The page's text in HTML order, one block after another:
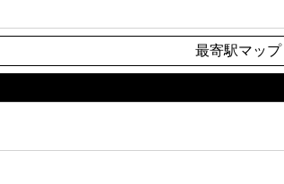
最寄駅マップ